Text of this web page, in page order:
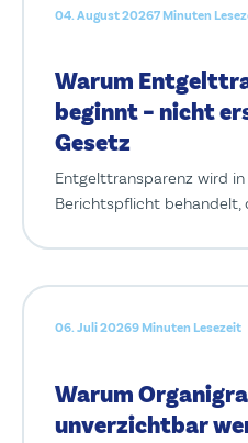
04. August 20267 Minuten
Warum
beginnt – nicht
Gesetz
Entgelttransparenz wird
Berichtspflicht behandelt,
06. Juli 20269 Minuten Lesezeit
Warum
unverzichtbar